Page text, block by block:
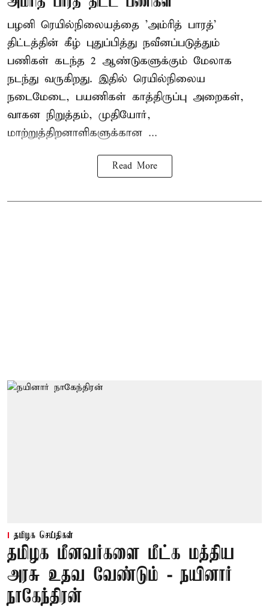
பழனி ரெயில்நிலையத்தை 'அம்ரித் பாரத்'
திட்டத்தின் கீழ் புதுப்பித்து நவீனப்படுத்தும்
பணிகள் கடந்த 2 ஆண்டுகளுக்கும் மேலாக
நடந்து வருகிறது. இதில் ரெயில்நிலைய
நடைமேடை, பயணிகள் காத்திருப்பு அறைகள்,
வாகன நிறுத்தம், முதியோர்,
மாற்றுத்திறனாளிகளுக்கான ...
Read More
தமிழக செய்திகள்
தமிழக மீனவர்களை மீட்க மத்திய
அரசு உதவ வேண்டும் - நயினார்
நாகேந்திரன்